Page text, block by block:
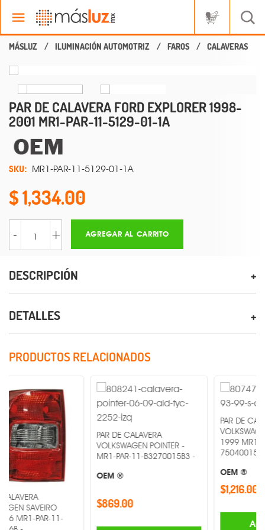
ILUMINACIÓN AUTOMOTRIZ FAROS CALAVERAS
PAR DE CALAVERA FORD EXPLORER 1998-
2001 MR1-PAR-11-5129-01-1A
SKU: MR1-PAR-11-5129-01-1A
1,334.00
- + AGREGAR AL CARRITO
DESCRIPCIÓN
DETALLES
PRODUCTOS RELACIONADOS
11-
PAR DE CALAVERA
VOLKSWAGEN POINTER -
MR1-PAR-11-B3270015B3 -
OEM ®
$869.00
PAR DE CALAVERA
VOLKSWAGEN GOLF
1999 MR1-PAR-11-
75040015B3 -
AGREGAR